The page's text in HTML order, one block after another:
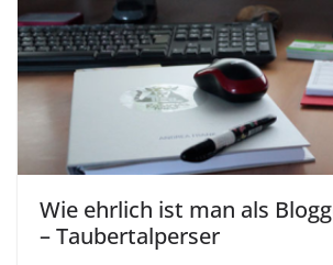
Wie ehrlich ist man als
– Taubertalperser